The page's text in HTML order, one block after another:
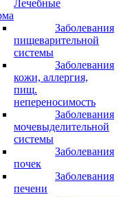
Лечебные
Заболевания
пищеварительной
системы
Заболевания
кожи, аллергия,
пищ.
непереносимость
Заболевания
мочевыделительной
системы
Заболевания
почек
Заболевания
печени